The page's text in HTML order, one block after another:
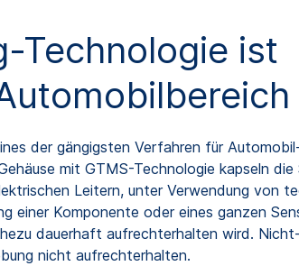
Technologie ist
der gängigsten Verfahren für
mit GTMS-Technologie kapseln
Leitern, unter Verwendung von
einer Komponente oder eines ganzen
dauerhaft aufrechterhalten wird.
nicht aufrechterhalten.